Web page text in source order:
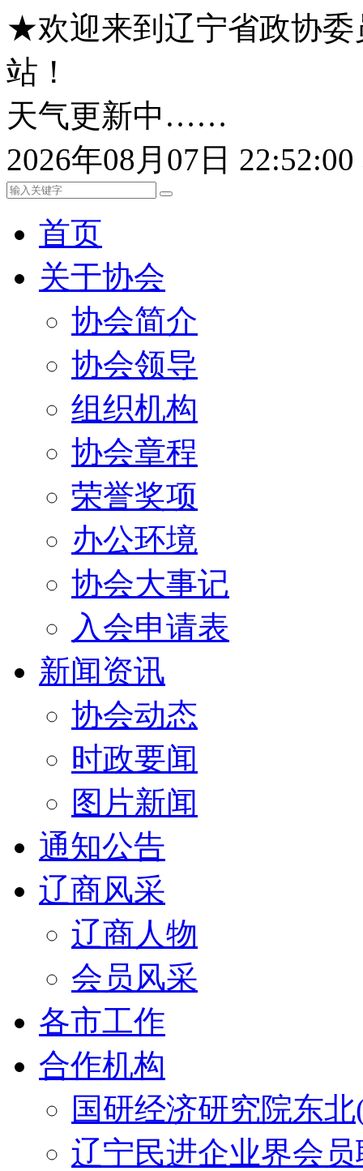
★欢迎来到辽宁省政协委
站！
天气更新中……
2026年08月07日
首页
关于协会
协会简介
协会领导
组织机构
协会章程
荣誉奖项
办公环境
协会大事记
入会申请表
新闻资讯
协会动态
时政要闻
图片新闻
通知公告
辽商风采
辽商人物
会员风采
各市工作
合作机构
国研经济研究院东
辽宁民进企业界会